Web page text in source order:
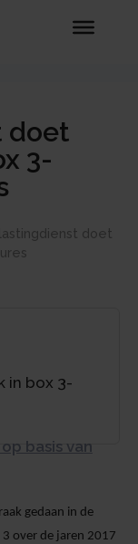
doet
3-
doet
in box 3-
basis van
gedaan in de
over de jaren 2017